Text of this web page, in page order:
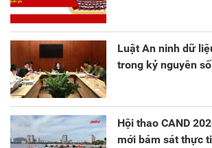
Luật An ninh dữ
trong kỷ nguyên số
Hội thao CAND
mới bám sát thực